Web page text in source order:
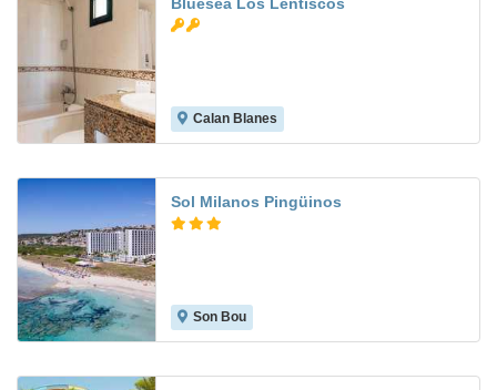
Calan Blanes
Sol Milanos Pingüinos
Son Bou